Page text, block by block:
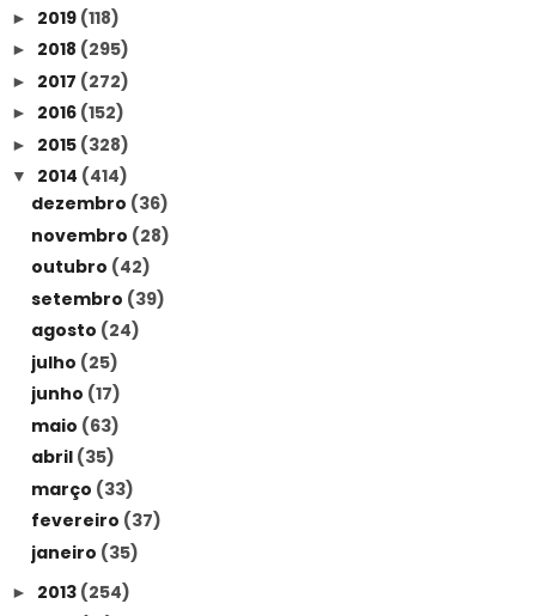
► 2019 (118)
► 2018 (295)
► 2017 (272)
► 2016 (152)
► 2015 (328)
▼ 2014 (414)
dezembro (36)
novembro (28)
outubro (42)
setembro (39)
agosto (24)
julho (25)
junho (17)
maio (63)
abril (35)
março (33)
fevereiro (37)
janeiro (35)
► 2013 (254)